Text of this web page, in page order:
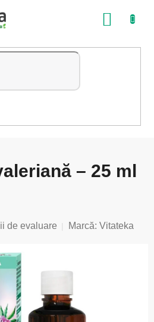
COŞ
– 25 ml
de evaluare Marcă: Vitateka